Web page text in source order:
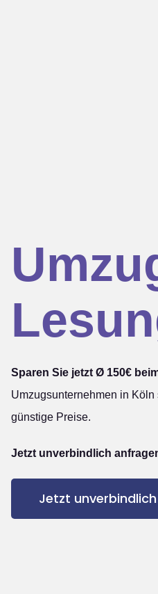
Sparen Sie jetzt Ø 150€
Umzugsunternehmen in
günstige Preise.
Jetzt unverbindlich
Jetzt